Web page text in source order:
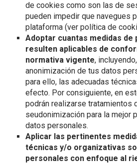
de cookies como son las de
pueden impedir que navegues
plataforma (ver política de
Adoptar cuantas medidas de
resulten aplicables de
normativa vigente,
anonimización de tus datos
para ello, las adecuadas
efecto. Por consiguiente, en
podrán realizarse tratamientos
seudonimización para la mejor
datos personales.
Aplicar las pertinentes
técnicas y/o organizativas
personales con enfoque al